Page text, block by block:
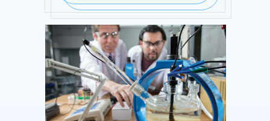
05